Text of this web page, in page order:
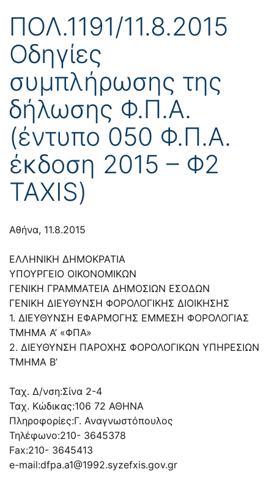
ΠΟΛ.1191/11.8.2015
Οδηγίες
συμπλήρωσης της
δήλωσης Φ.Π.Α.
(έντυπο 050 Φ.Π.Α.
έκδοση 2015 – Φ2
TAXIS)
Αθήνα, 11.8.2015
ΕΛΛΗΝΙΚΗ ΔΗΜΟΚΡΑΤΙΑ
ΥΠΟΥΡΓΕΙΟ ΟΙΚΟΝΟΜΙΚΩΝ
ΓΕΝΙΚΗ ΓΡΑΜΜΑΤΕΙΑ ΔΗΜΟΣΙΩΝ ΕΣΟΔΩΝ
ΓΕΝΙΚΗ ΔΙΕΥΘΥΝΣΗ ΦΟΡΟΛΟΓΙΚΗΣ ΔΙΟΙΚΗΣΗΣ
1. ΔΙΕΥΘΥΝΣΗ ΕΦΑΡΜΟΓΗΣ ΕΜΜΕΣΗ ΦΟΡΟΛΟΓΙΑΣ
ΤΜΗΜΑ Α’ «ΦΠΑ»
2. ΔΙΕΥΘΥΝΣΗ ΠΑΡΟΧΗΣ ΦΟΡΟΛΟΓΙΚΩΝ ΥΠΗΡΕΣΙΩΝ
ΤΜΗΜΑ Β’
Ταχ. Δ/νση:Σίνα 2-4
Ταχ. Κώδικας:106 72 ΑΘΗΝΑ
Πληροφορίες:Γ. Αναγνωστόπουλος
Τηλέφωνο:210- 3645378
Fax:210- 3645413
e-mail:dfpa.a1@1992.syzefxis.gov.gr